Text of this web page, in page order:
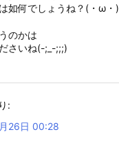
如何でしょうね？(・ω・)
のかは
さいね(-;_-;;;)
:
26日 00:28